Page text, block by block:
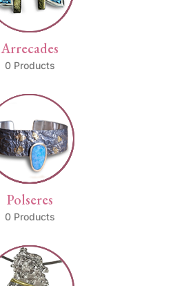
Arrecades
0 Products
Polseres
0 Products